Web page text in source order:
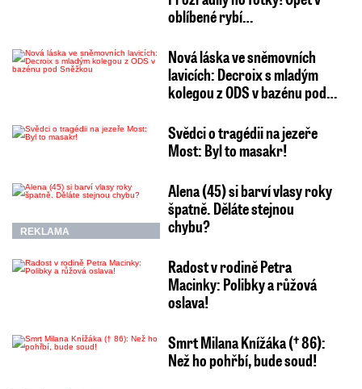
oblíbené rybí…
Nová láska ve sněmovních
lavicích: Decroix s mladým
kolegou z ODS v bazénu pod…
Svědci o tragédii na jezeře
Most: Byl to masakr!
REKLAMA
Alena (45) si barví vlasy roky
špatně. Děláte stejnou
chybu?
Radost v rodině Petra
Macinky: Polibky a růžová
oslava!
Smrt Milana Knížáka († 86):
Než ho pohřbí, bude soud!